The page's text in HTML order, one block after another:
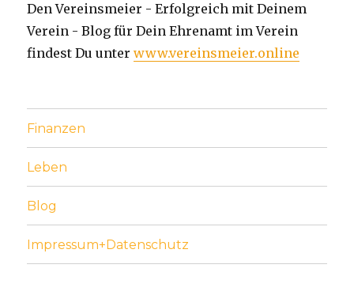
Den Vereinsmeier - Erfolgreich mit Deinem
Verein - Blog für Dein Ehrenamt im Verein
findest Du unterwww.vereinsmeier.online
Finanzen
Leben
Blog
Impressum+Datenschutz